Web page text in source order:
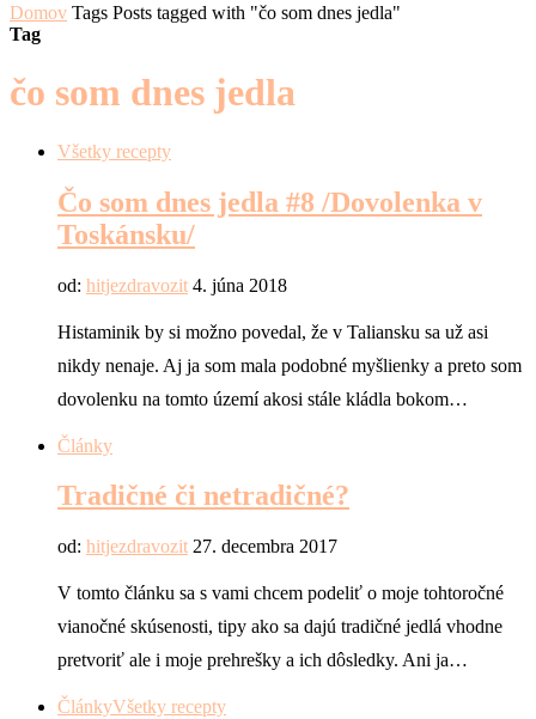
Domov Tags Posts tagged with "čo som dnes jedla"
Tag
čo som dnes jedla
Všetky recepty
Čo som dnes jedla #8 /Dovolenka v
Toskánsku/
od: hitjezdravozit 4. júna 2018
Histaminik by si možno povedal, že v Taliansku sa už asi
nikdy nenaje. Aj ja som mala podobné myšlienky a preto som
dovolenku na tomto území akosi stále kládla bokom…
Články
Tradičné či netradičné?
od: hitjezdravozit 27. decembra 2017
V tomto článku sa s vami chcem podeliť o moje tohtoročné
vianočné skúsenosti, tipy ako sa dajú tradičné jedlá vhodne
pretvoriť ale i moje prehrešky a ich dôsledky. Ani ja…
ČlánkyVšetky recepty